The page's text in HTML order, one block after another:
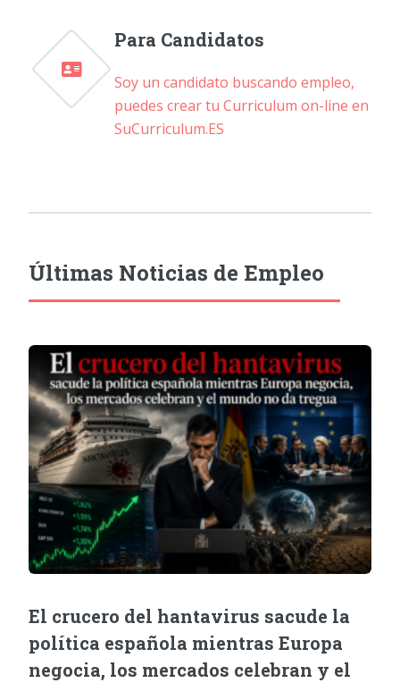
Para Candidatos
Soy un candidato buscando empleo,
puedes crear tu Curriculum on-line en
SuCurriculum.ES
Últimas Noticias de Empleo
El crucero del hantavirus sacude la
política española mientras Europa
negocia, los mercados celebran y el